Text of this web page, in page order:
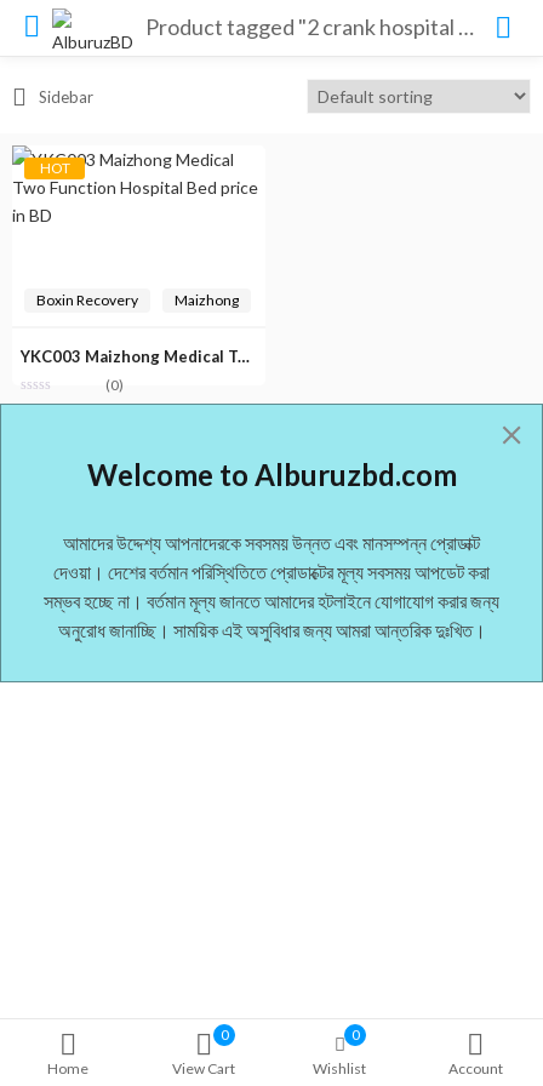
Product tagged "2 crank hospital bed meaning"
Home
0
View Cart
0
Wishlist
Account
Sidebar
HOT
Boxin Recovery Maizhong
YKC003 Maizhong Medical Two Function Hospital Bed price in BD
(0)
Welcome to Alburuzbd.com
আমাদের উদ্দেশ্য আপনাদেরকে সবসময় উন্নত এবং মানসম্পন্ন প্রোডাক্ট
দেওয়া। দেশের বর্তমান পরিস্থিতিতে প্রোডাক্টের মূল্য সবসময় আপডেট করা
সম্ভব হচ্ছে না। বর্তমান মূল্য জানতে আমাদের হটলাইনে যোগাযোগ করার জন্য
অনুরোধ জানাচ্ছি। সাময়িক এই অসুবিধার জন্য আমরা আন্তরিক দুঃখিত।